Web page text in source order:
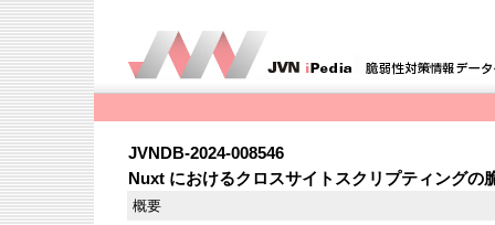
JVNDB-2024-008546
Nuxt におけるクロスサイトスクリプティングの
概要